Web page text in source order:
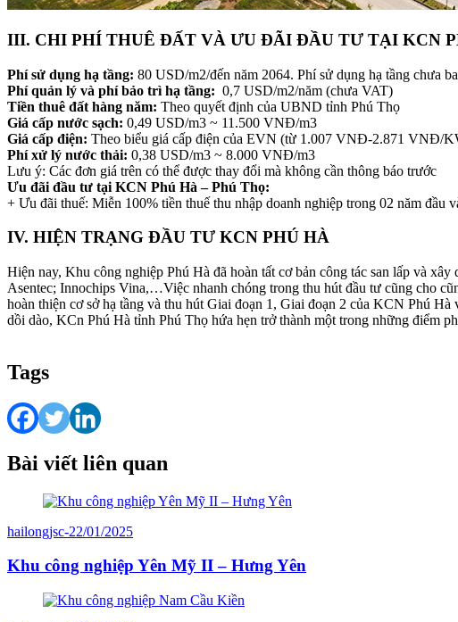
III. CHI PHÍ THUÊ ĐẤT VÀ ƯU ĐÃI ĐẦU TƯ TẠI KCN
Phí sử dụng hạ tầng: 80 USD/m2/đến năm 2064. Phí sử dụng hạ tầng chưa
Phí quản lý và phí bảo trì hạ tầng: 0,7 USD/m2/năm (chưa VAT)
Tiền thuê đất hàng năm: Theo quyết định của UBND tỉnh Phú Thọ
Giá cấp nước sạch: 0,49 USD/m3 ~ 11.500 VNĐ/m3
Giá cấp điện: Theo biểu giá cấp điện của EVN (từ 1.007 VNĐ-2.871 VNĐ/
Phí xử lý nước thải: 0,38 USD/m3 ~ 8.000 VNĐ/m3
Lưu ý: Các đơn giá trên có thể được thay đổi mà không cần thông báo trước
Ưu đãi đầu tư tại KCN Phú Hà – Phú Thọ:
+ Ưu đãi thuế: Miễn 100% tiền thuế thu nhập doanh nghiệp trong 02 năm đầu
IV. HIỆN TRẠNG ĐẦU TƯ KCN PHÚ HÀ
Hiện nay, Khu công nghiệp Phú Hà đã hoàn tất cơ bản công tác san lấp và
Asentec; Innochips Vina,…Việc nhanh chóng trong thu hút đầu tư cũng cho
hoàn thiện cơ sở hạ tầng và thu hút Giai đoạn 1, Giai đoạn 2 của KCN Phú
dồi dào, KCn Phú Hà tỉnh Phú Thọ hứa hẹn trở thành một trong những điểm
Tags
Bài viết liên quan
hailongjsc-22/01/2025
Khu công nghiệp Yên Mỹ II – Hưng Yên